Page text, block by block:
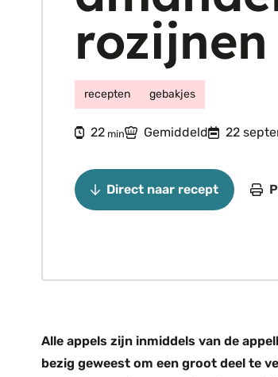
rozijnen
recepten gebakjes
22minuten
min Gemiddeld 22
Direct naar recept
Alle appels zijn inmiddels van de
bezig geweest om een groot deel te